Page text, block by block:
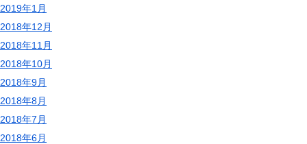
2019年1月
2018年12月
2018年11月
2018年10月
2018年9月
2018年8月
2018年7月
2018年6月